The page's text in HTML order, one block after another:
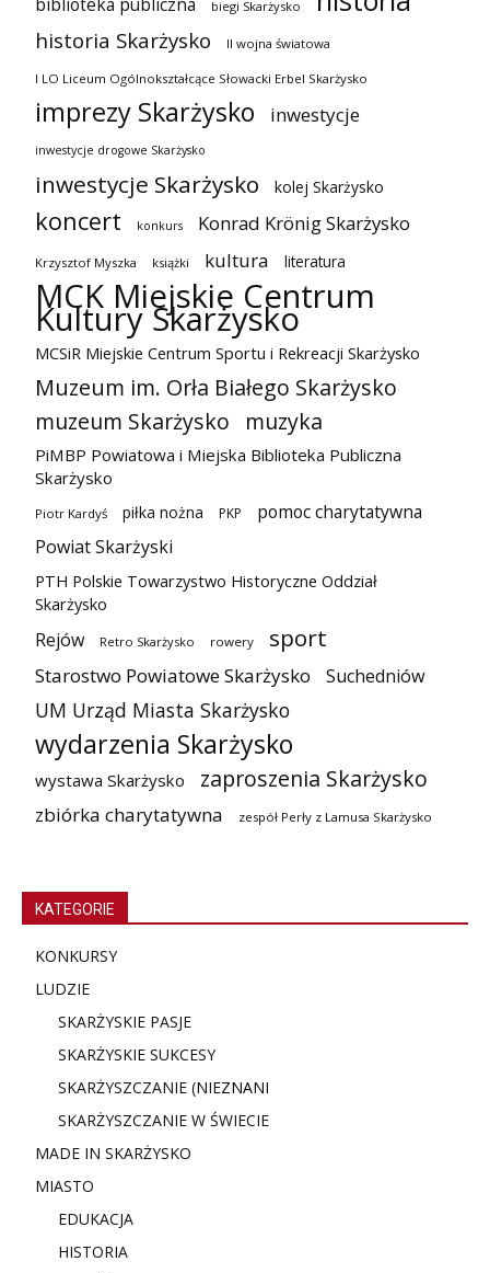
biegi Skarżysko
historia Skarżysko II wojna światowa
I LO Liceum Ogólnokształcące Słowacki Erbel Skarżysko
imprezy Skarżysko inwestycje
inwestycje drogowe Skarżysko
inwestycje Skarżysko kolej Skarżysko
koncert konkurs Konrad Krönig Skarżysko
Krzysztof Myszka książki kultura literatura
MCK Miejskie Centrum
Kultury Skarżysko
MCSiR Miejskie Centrum Sportu i Rekreacji Skarżysko
Muzeum im. Orła Białego Skarżysko
muzeum Skarżysko
muzyka
PiMBP Powiatowa i Miejska Biblioteka Publiczna
Skarżysko
Piotr Kardyś piłka nożna PKP
pomoc charytatywna
Powiat Skarżyski
PTH Polskie Towarzystwo Historyczne Oddział
Skarżysko
Rejów Retro Skarżysko rowery sport
Starostwo Powiatowe Skarżysko Suchedniów
UM Urząd Miasta Skarżysko
wydarzenia Skarżysko
wystawa Skarżysko zaproszenia Skarżysko
zbiórka charytatywna zespół Perły z Lamusa Skarżysko
KATEGORIE
KONKURSY
LUDZIE
SKARŻYSKIE PASJE
SKARŻYSKIE SUKCESY
SKARŻYSZCZANIE (NIEZNANI
SKARŻYSZCZANIE W ŚWIECIE
MADE IN SKARŻYSKO
MIASTO
EDUKACJA
HISTORIA